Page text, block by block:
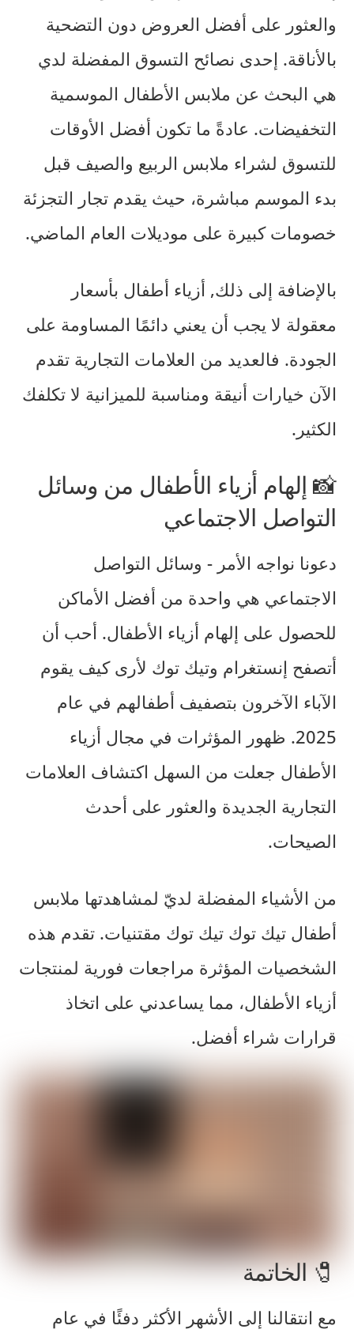
والعثور على أفضل العروض دون التضحية
بالأناقة. إحدى نصائح التسوق المفضلة لدي
هي البحث عن ملابس الأطفال الموسمية
التخفيضات. عادةً ما تكون أفضل الأوقات
للتسوق لشراء ملابس الربيع والصيف قبل
بدء الموسم مباشرة، حيث يقدم تجار التجزئة
خصومات كبيرة على موديلات العام الماضي.
بالإضافة إلى ذلك, أزياء أطفال بأسعار
معقولة لا يجب أن يعني دائمًا المساومة على
الجودة. فالعديد من العلامات التجارية تقدم
الآن خيارات أنيقة ومناسبة للميزانية لا تكلفك
الكثير.
📸 إلهام أزياء الأطفال من وسائل
التواصل الاجتماعي
دعونا نواجه الأمر - وسائل التواصل
الاجتماعي هي واحدة من أفضل الأماكن
للحصول على إلهام أزياء الأطفال. أحب أن
أتصفح إنستغرام وتيك توك لأرى كيف يقوم
الآباء الآخرون بتصفيف أطفالهم في عام
2025. ظهور
المؤثرات في مجال أزياء
الأطفال جعلت من السهل اكتشاف العلامات
التجارية الجديدة والعثور على أحدث
الصيحات.
من الأشياء المفضلة لديّ لمشاهدتها ملابس
أطفال تيك توك تيك توك مقتنيات. تقدم هذه
الشخصيات المؤثرة مراجعات فورية لمنتجات
أزياء الأطفال، مما يساعدني على اتخاذ
قرارات شراء أفضل.
🧷 الخاتمة
مع انتقالنا إلى الأشهر الأكثر دفئًا في عام